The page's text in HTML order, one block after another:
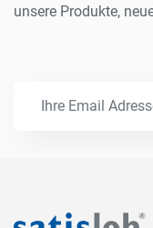
unsere Produkte,